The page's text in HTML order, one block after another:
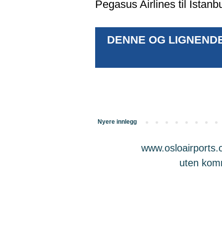
Pegasus Airlines til
DENNE OG
Nyere innlegg
uten